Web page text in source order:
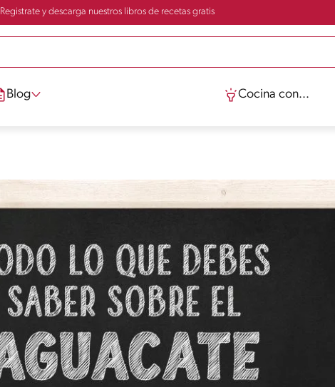
Registrate y descarga nuestros libros de recetas gratis
Blog Cocina con...